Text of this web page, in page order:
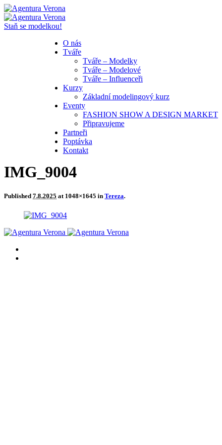
Staň se modelkou!
O nás
Tváře
Tváře – Modelky
Tváře – Modelové
Tváře – Influenceři
Kurzy
Základní modelingový kurz
Eventy
FASHION SHOW A DESIGN MARKET
Připravujeme
Partneři
Poptávka
Kontakt
IMG_9004
Published 7.8.2025 at 1048×1645 in Tereza.